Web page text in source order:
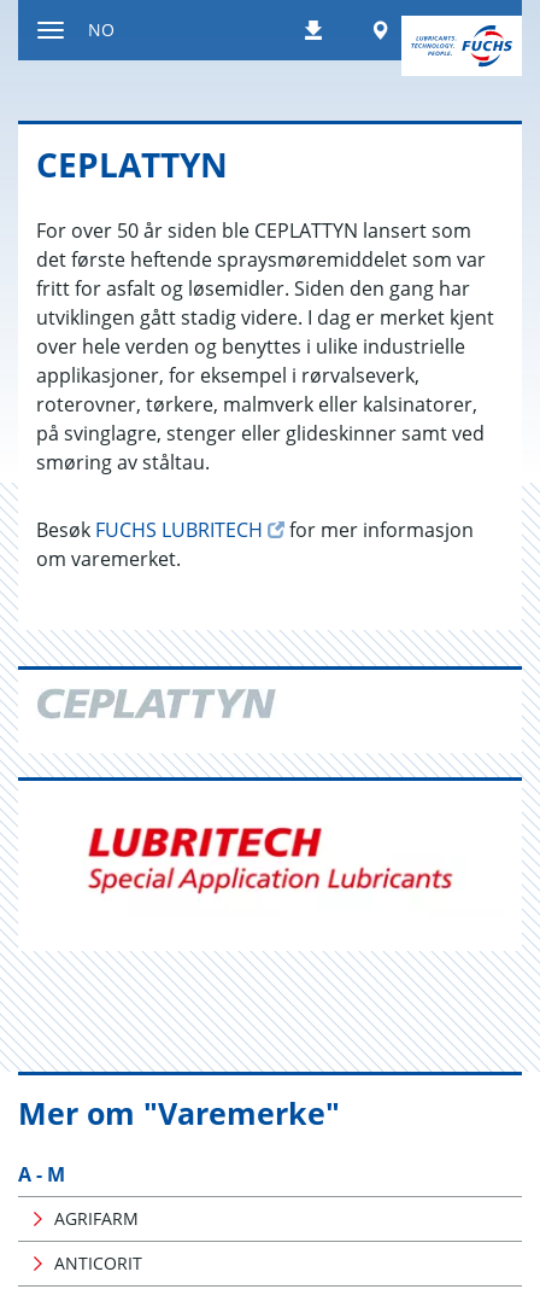
NedlastingerWorldwide
NO
CE­PLAT­TYN
For over 50 år siden ble CEPLATTYN lansert som
det første heftende spraysmøremiddelet som var
fritt for asfalt og løsemidler. Siden den gang har
utviklingen gått stadig videre. I dag er merket kjent
over hele verden og benyttes i ulike industrielle
applikasjoner, for eksempel i rørvalseverk,
roterovner, tørkere, malmverk eller kalsinatorer,
på svinglagre, stenger eller glideskinner samt ved
smøring av ståltau.
Besøk FUCHS LUBRITECH
for mer informasjon
om varemerket.
Mer om "Varemerke"
A - M
AGRIFARM
ANTICORIT